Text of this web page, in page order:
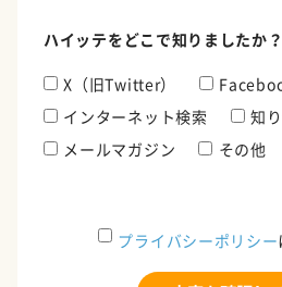
ハイッテをどこで知りましたか？
X（旧Twitter）
インターネット検索
知
メールマガジン
その他
プライバシーポリシー